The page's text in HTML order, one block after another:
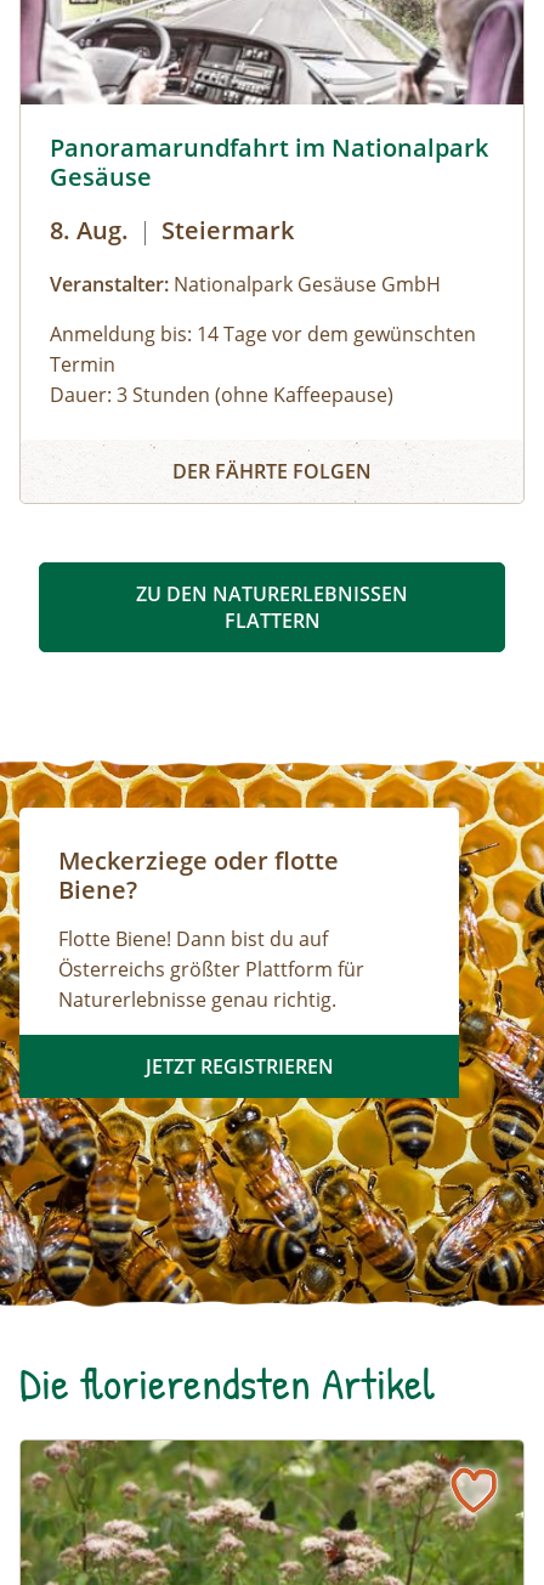
Panoramarundfahrt im Nationalpark
Gesäuse
8. Aug. | Steiermark
Veranstalter: Nationalpark Gesäuse GmbH
Anmeldung bis: 14 Tage vor dem gewünschten
Termin
Dauer: 3 Stunden (ohne Kaffeepause)
Gesäuse mit Nationalpark Ranger:in – wilde
Natur und besondere Orte.
Gstatterboden möglich (nicht im Preis
Panoramarundfahrt im Nationalpark Gesäuse
DER FÄHRTE FOLGEN
ZU DEN NATURERLEBNISSEN
FLATTERN
Meckerziege oder flotte
Biene?
Flotte Biene! Dann bist du auf
Österreichs größter Plattform für
Naturerlebnisse genau richtig.
JETZT REGISTRIEREN
Die florierendsten Artikel
Ein blühendes Schmetterlingsbeet für Groß und Klein